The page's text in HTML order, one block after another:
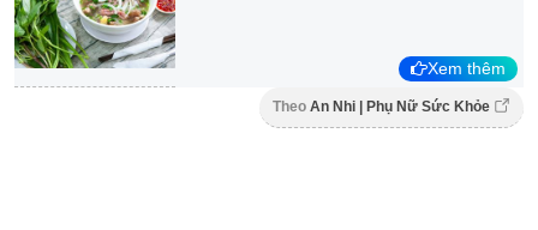
Xem thêm
Theo An Nhi | Phụ Nữ Sức Khỏe